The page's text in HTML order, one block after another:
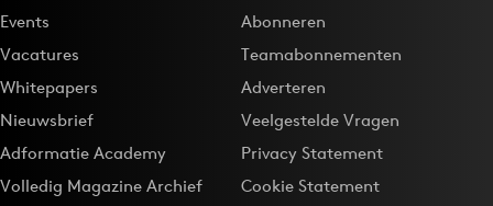
Events
Vacatures
Whitepapers
Nieuwsbrief
Adformatie Academy
Volledig Magazine Archief
Abonneren
Teamabonnementen
Adverteren
Veelgestelde Vragen
Privacy Statement
Cookie Statement